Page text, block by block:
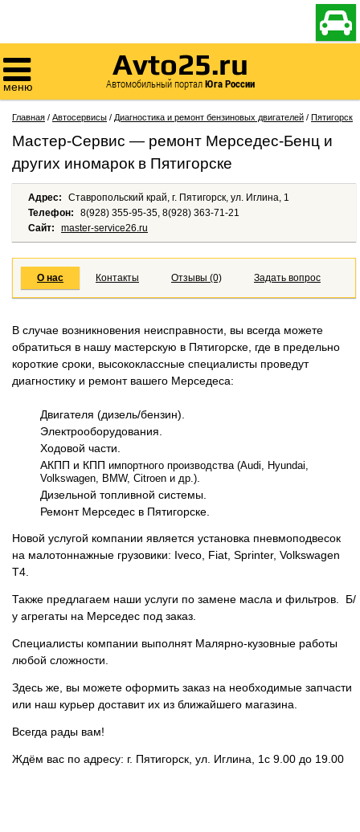


меню
Avto25.ru
Автомобильный порталЮга России
Главная / Автосервисы / Диагностика и ремонт бензиновых двигателей / Пятигорск
Мастер-Сервис — ремонт Мерседес-Бенц и
других иномарок в Пятигорске
Адрес:
Ставропольский край, г. Пятигорск, ул. Иглина, 1
Телефон:
8(928) 355-95-35, 8(928) 363-71-21
Сайт:
master-service26.ru
О нас Контакты Отзывы (0) Задать вопрос
В случае возникновения неисправности, вы всегда можете
обратиться в нашу мастерскую в Пятигорске, где в предельно
короткие сроки, высококлассные специалисты проведут
диагностику и ремонт вашего Мерседеса:
Двигателя (дизель/бензин).
Электрооборудования.
Ходовой части.
АКПП и КПП импортного производства (Audi, Hyundai,
Volkswagen, BMW, Citroen и др.)
Дизельной топливной системы.
Ремонт Мерседес в Пятигорске.
Новой услугой компании является установка пневмоподвесок
на малотоннажные грузовики: Iveco, Fiat, Sprinter, Volkswagen
T4.
Также предлагаем наши услуги по замене масла и фильтров. Б/
у агрегаты на Мерседес под заказ.
Специалисты компании выполнят Малярно-кузовные работы
любой сложности.
Здесь же, вы можете оформить заказ на необходимые запчасти
или наш курьер доставит их из ближайшего магазина.
Всегда рады вам!
Ждём вас по адресу: г. Пятигорск, ул. Иглина, 1с 9.00 до 19.00